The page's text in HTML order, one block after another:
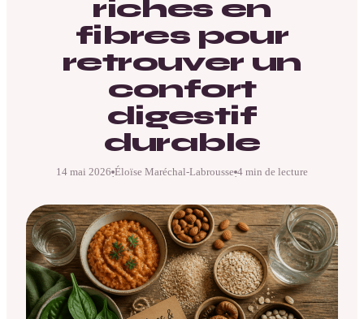
riches en
fibres pour
retrouver un
confort
digestif
durable
14 mai 2026·Éloïse Maréchal-Labrousse·4 min de lecture